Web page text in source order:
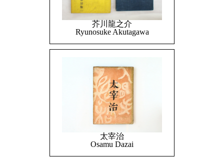
芥川龍之介
Ryunosuke Akutagawa
太宰治
Osamu Dazai